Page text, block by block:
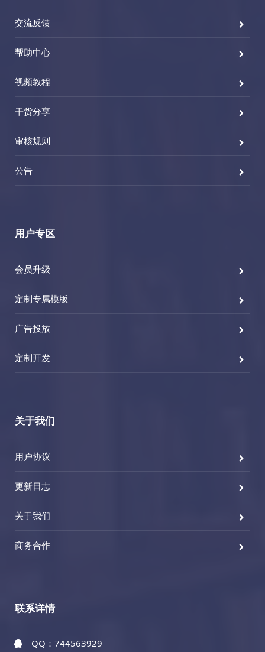
交流反馈
帮助中心
视频教程
干货分享
审核规则
公告
用户专区
会员升级
定制专属模版
广告投放
定制开发
关于我们
用户协议
更新日志
关于我们
商务合作
联系详情
QQ：744563929